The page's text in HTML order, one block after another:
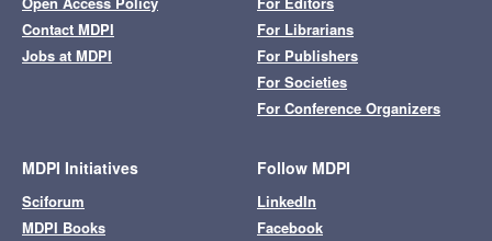
Contact MDPI
Jobs at MDPI
For Librarians
For Publishers
For Societies
For Conference Organizers
MDPI Initiatives
Sciforum
MDPI Books
Follow MDPI
LinkedIn
Facebook